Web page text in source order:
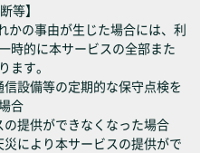
等】
かの事由が生じた場合には、利
時的に本サービスの全部また
ます。
設備等の定期的な保守点検を
合
提供ができなくなった場合
により本サービスの提供がで